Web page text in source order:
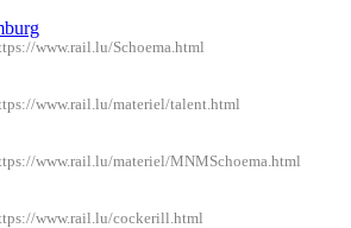
www.rail.lu/Schoema.html
www.rail.lu/materiel/talent.html
www.rail.lu/materiel/MNMSchoema.html
www.rail.lu/cockerill.html